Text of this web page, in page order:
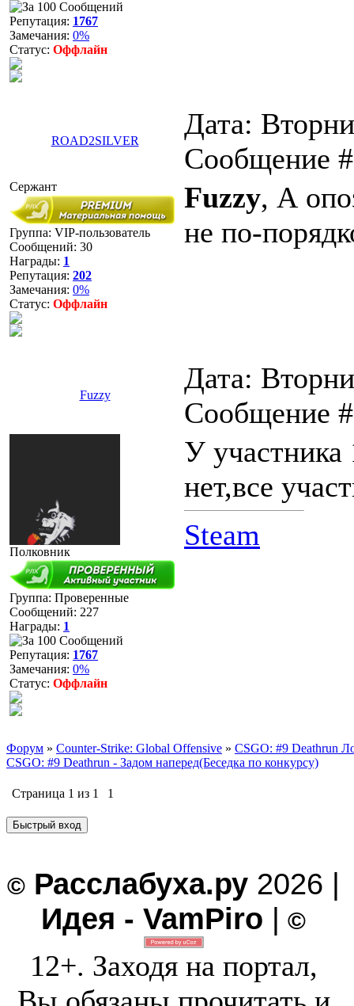
Репутация: 1767
Замечания: 0%
Статус: Оффлайн
ROAD2SILVER
Дата:
Сообщение
Сержант
Группа: VIP-пользователь
Сообщений: 30
Награды: 1
Репутация: 202
Замечания: 0%
Статус: Оффлайн
Fuzzy, А
не по-
Fuzzy
Дата:
Сообщение
Полковник
Группа: Проверенные
Сообщений: 227
Награды: 1
Репутация: 1767
Замечания: 0%
Статус: Оффлайн
У участника
нет,все
Steam
Форум » Counter-Strike: Global Offensive » CSGO: #9 Deathrun
CSGO: #9 Deathrun - Задом наперед(Беседка по конкурсу)
Страница 1 из 1 1
© Расслабуха.ру 2026 |
Идея - VamPiro | ©
12+. Заходя на портал,